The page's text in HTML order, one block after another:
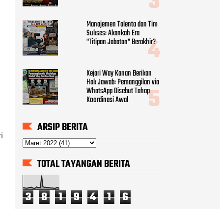
Manajemen Talenta dan Tim
Sukses: Akankah Era
"Titipan Jabatan" Berakhir?
Kejari Way Kanan Berikan
Hak Jawab: Pemanggilan via
WhatsApp Disebut Tahap
Koordinasi Awal
ARSIP BERITA
TOTAL TAYANGAN BERITA
3 8 1 9 4 1 6